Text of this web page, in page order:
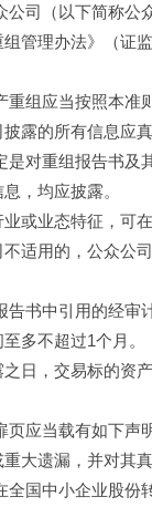
司（以下简称公
组管理办法》（
重组应当按照本
露的所有信息应
组报告书及其他
，均应披露。
或业态特征，可
适用的，公众公
告书中引用的经
多不超过1个月。
交易标的资产的
载有如下声明：
大遗漏，并对其
小企业股份转